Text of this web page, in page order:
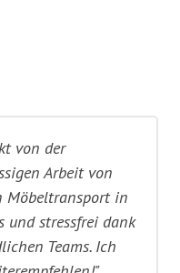
von der
Arbeit von
Möbeltransport in
und stressfrei dank
Teams. Ich